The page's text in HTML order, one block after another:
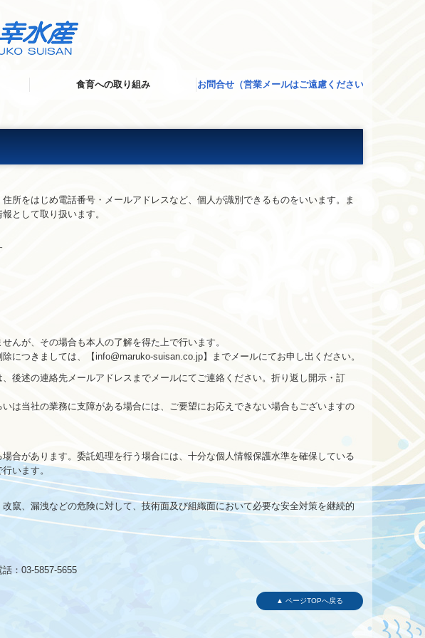
食育への取り組み お問合せ（営業メールはご遠慮ください）
所をはじめ電話番号・メールアドレスなど、個人が識別できるものをいいます。ま
として取り扱います。
んが、その場合も本人の了解を得た上で行います。
つきましては、【info@maruko-suisan.co.jp】までメールにてお申し出ください。
後述の連絡先メールアドレスまでメールにてご連絡ください。折り返し開示・訂
当社の業務に支障がある場合には、ご要望にお応えできない場合もございますの
合があります。委託処理を行う場合には、十分な個人情報保護水準を確保している
います。
竄、漏洩などの危険に対して、技術面及び組織面において必要な安全対策を継続的
03-5857-5655
▲ ページTOPへ戻る